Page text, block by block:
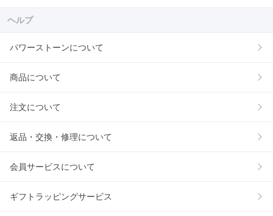
ヘルプ
パワーストーンについて
商品について
注文について
返品・交換・修理について
会員サービスについて
ギフトラッピングサービス